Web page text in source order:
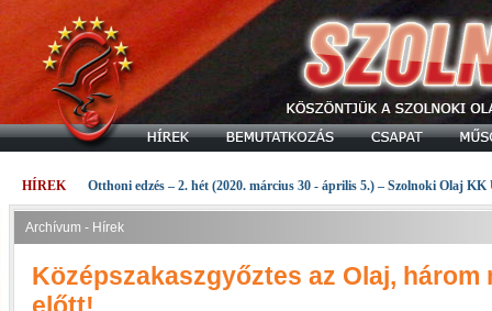
HÍREK Otthoni edzés – 2. hét (2020. március 30 - április 5.) – Szolnoki Olaj KK
Archívum - Hírek
Középszakaszgyőztes az Olaj, három